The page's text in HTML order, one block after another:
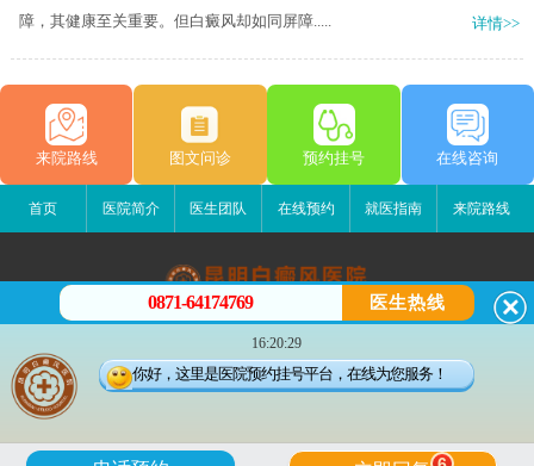
障，其健康至关重要。但白癜风却如同屏障.....
详情>>
来院路线 图文问诊 预约挂号 在线咨询
首页 医院简介 医生团队 在线预约 就医指南 来院路线
昆明白癜风医院
昆明市五华区护国路2号
版权所有：昆明白癜风医院
滇公安备 53010202000563号
0871-64174769 医生热线
16:20:29
你好，这里是医院预约挂号平台，在线为您服务！